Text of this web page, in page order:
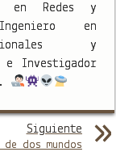
en Redes y
Ingeniero en
y
e Investigador
Siguiente
de dos mundos